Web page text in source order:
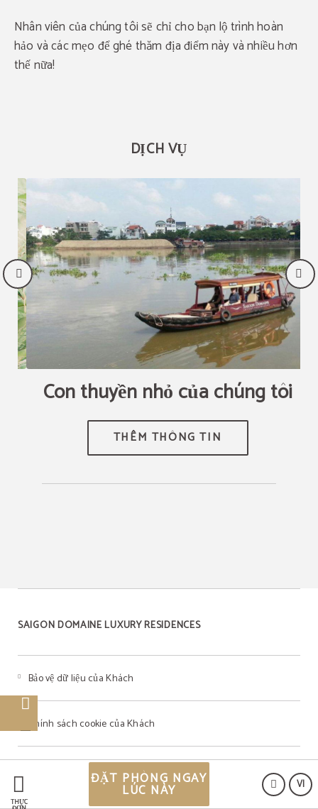
THỰC
VI
ĐẶT PHÒNG NGAY
LÚC NÀY
Nhân viên của chúng tôi sẽ chỉ cho bạn lộ trình hoàn
hảo và các mẹo để ghé thăm địa điểm này và nhiều hơn
thế nữa!
DỊCH VỤ
Con thuyền nhỏ của chúng tôi
SAIGON DOMAINE LUXURY RESIDENCES
Bảo vệ dữ liệu của Khách
Chính sách cookie của Khách
Thông báo pháp lý của Khách
hàng tháng
ĐẶT PHÒNG NGAY LÚC NÀY